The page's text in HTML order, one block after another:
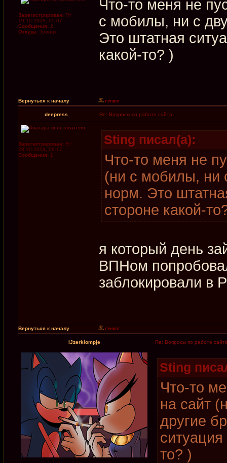
Зарегистрирован: Пт
10.10.2008, 05:07
Сообщения: 2
Откуда: Троицк
Что-то меня не
с мобилы, ни с
Это штатная
какой-то? )
Вернуться к началу
deepress Re: Вопросы по работе сайта
Зарегистрирован: Вт
28.10.2014, 08:17
Сообщения: 1
Sting писал(а):
Что-то меня не
(ни с мобилы, ни
норм. Это
стороне какой-
я который день
ВПНом
заблокировали в
Вернуться к началу
IJzerklompje Re: Вопросы по работе
Sting
Что-то
на сайт
другие
то? )